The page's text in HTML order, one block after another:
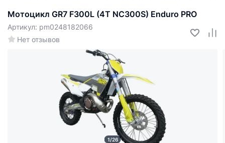
Мотоцикл GR7 F300L (4T NC300S) Enduro PRO
Нет отзывов
Артикул: pm0248182066
1/26